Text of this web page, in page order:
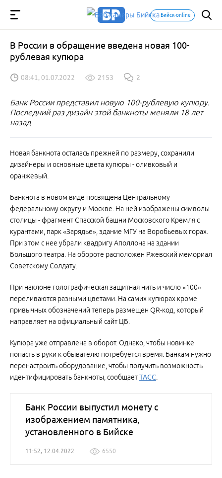
Бийск-online
В России в обращение введена новая 100-
рублевая купюра
08:41, 01.07.2022 2153 2
Банк России представил новую 100-рублевую купюру.
Последний раз дизайн этой банкноты меняли 18 лет
назад
Новая банкнота осталась прежней по размеру, сохранили
дизайнеры и основные цвета купюры - оливковый и
оранжевый.
Банкнота в новом виде посвящена Центральному
федеральному округу и Москве. На ней изображены символы
столицы - фрагмент Спасской башни Московского Кремля с
курантами, парк «Зарядье», здание МГУ на Воробьевых горах.
При этом с нее убрали квадригу Аполлона на здании
Большого театра. На обороте расположен Ржевский мемориал
Советскому Солдату.
При наклоне голографическая защитная нить и число «100»
переливаются разными цветами. На самих купюрах кроме
привычных обозначений теперь размещен QR-код, который
направляет на официальный сайт ЦБ.
Купюра уже отправлена в оборот. Однако, чтобы новинке
попасть в руки к обывателю потребуется время. Банкам нужно
перенастроить оборудование, чтобы получить возможность
идентифицировать банкноты, сообщаетТАСС
Банк России выпустил монету с
изображением памятника,
установленного в Бийске
11:52, 12.04.2022 6550